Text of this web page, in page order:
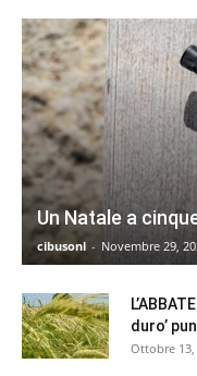
Un Natale a
cibusonl - Novembre 29,
duro’
Ottobre 13,